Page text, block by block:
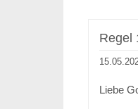
Regel
Liebe